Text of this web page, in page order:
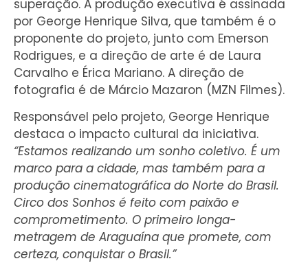
superação. A produção executiva é assinada
por George Henrique Silva, que também é o
proponente do projeto, junto com Emerson
Rodrigues, e a direção de arte é de Laura
Carvalho e Érica Mariano. A direção de
fotografia é de Márcio Mazaron (MZN Filmes).
Responsável pelo projeto, George Henrique
destaca o impacto cultural da iniciativa.
“Estamos realizando um sonho coletivo. É um
marco para a cidade, mas também para a
produção cinematográfica do Norte do Brasil.
Circo dos Sonhos é feito com paixão e
comprometimento. O primeiro longa-
metragem de Araguaína que promete, com
certeza, conquistar o Brasil.”